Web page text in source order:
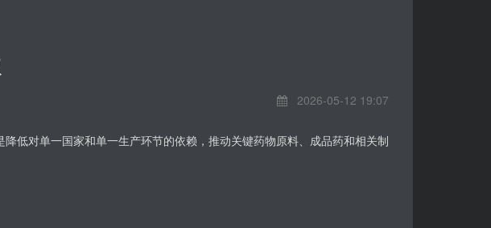
2026-05-12 19:07
低对单一国家和单一生产环节的依赖，推动关键药物原料、成品药和相关制